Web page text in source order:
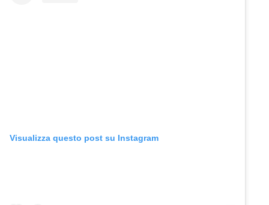
Visualizza questo post su Instagram